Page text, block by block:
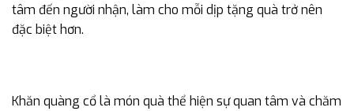
tâm đến người nhận, làm cho mỗi dịp tặng quà trở nên
đặc biệt hơn.
Khăn quàng cổ là món quà thể hiện sự quan tâm và chăm